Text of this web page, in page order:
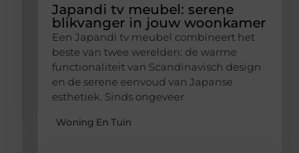
Japandi tv meubel: serene
blikvanger in jouw woonkamer
Een Japandi tv meubel combineert het
beste van twee werelden: de warme
functionaliteit van Scandinavisch design
en de serene eenvoud van Japanse
esthetiek. Sinds ongeveer
Woning En Tuin